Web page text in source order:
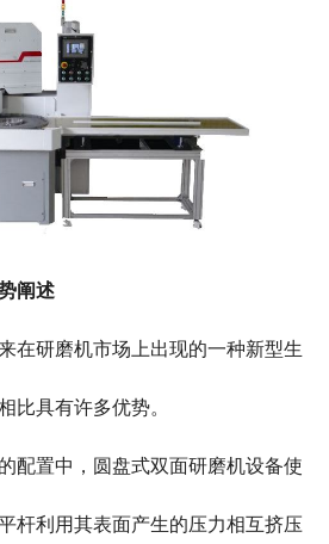
阐述
在研磨机市场上出现的一种新型生
比具有许多优势。
配置中， 圆盘式双面研磨机设备使
杆利用其表面产生的压力相互挤压